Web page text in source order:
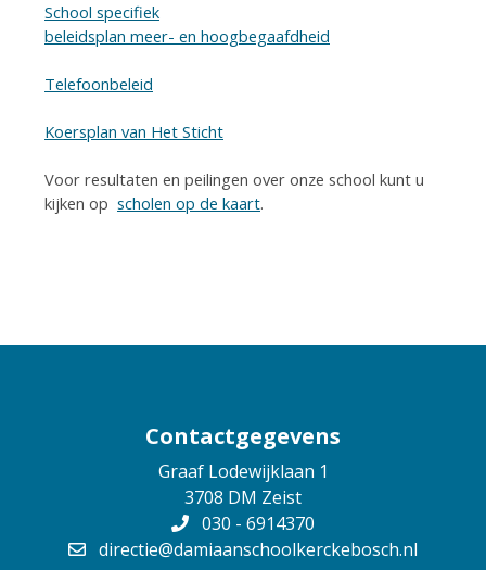
School specifiek
beleidsplan meer- en hoogbegaafdheid
Telefoonbeleid
Koersplan van Het Sticht
Voor resultaten en peilingen over onze school kunt u
kijken op scholen op de kaart.
Contactgegevens
Graaf Lodewijklaan 1
3708 DM Zeist
030 - 6914370
directie@damiaanschoolkerckebosch.nl